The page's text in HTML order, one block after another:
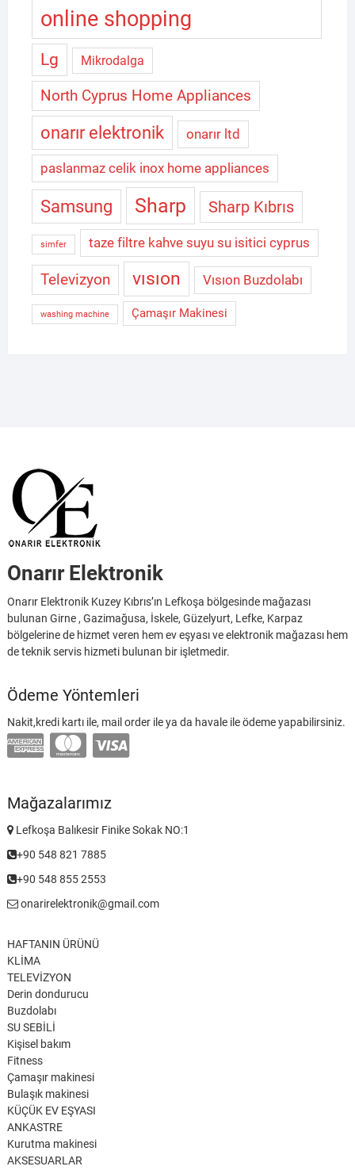
online shopping
Lg Mikrodalga
North Cyprus Home Appliances
onarır elektronik onarır ltd
paslanmaz celik inox home appliances
Samsung Sharp Sharp Kıbrıs
simfer taze filtre kahve suyu su isitici cyprus
Televizyon vısıon Vısıon Buzdolabı
washing machine Çamaşır Makinesi
Onarır Elektronik
Onarır Elektronik Kuzey Kıbrıs’ın Lefkoşa bölgesinde mağazası
bulunan Girne , Gazimağusa, İskele, Güzelyurt, Lefke, Karpaz
bölgelerine de hizmet veren hem ev eşyası ve elektronik mağazası hem
de teknik servis hizmeti bulunan bir işletmedir.
Ödeme Yöntemleri
Nakit,kredi kartı ile, mail order ile ya da havale ile ödeme yapabilirsiniz.
Mağazalarımız
Lefkoşa Balıkesir Finike Sokak NO:1
+90 548 821 7885
+90 548 855 2553
onarirelektronik@gmail.com
HAFTANIN ÜRÜNÜ
KLİMA
TELEVİZYON
Derin dondurucu
Buzdolabı
SU SEBİLİ
Kişisel bakım
Fitness
Çamaşır makinesi
Bulaşık makinesi
KÜÇÜK EV EŞYASI
ANKASTRE
Kurutma makinesi
AKSESUARLAR